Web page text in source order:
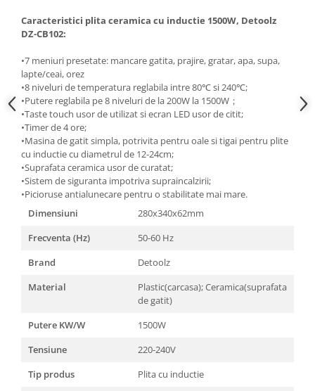
Masini de spalat vase incorporabile
Masini de spalat vase
Motoburghiu/Foreza pamant
Pachete Incorporabile
Pirostrii & Arzatoare
Plasa umbrire
Pompe de stropit
Radiatoare
Semanatoare,Plantatoare
Sere
Sobe pe gaz & electrice
Suflante & Aspiratoare
Aspiratoare
Unelte Gradinarit
Ventilatoare
Caracteristici plita ceramica cu inductie 1500W, Detoolz
DZ-CB102:
•7 meniuri presetate: mancare gatita, prajire, gratar, apa, supa,
lapte/ceai, orez
•8 niveluri de temperatura reglabila intre 80℃ si 240℃;
•Putere reglabila pe 8 niveluri de la 200W la 1500W；
•Taste touch usor de utilizat si ecran LED usor de citit;
•Timer de 4 ore;
•Masina de gatit simpla, potrivita pentru oale si tigai pentru plite
cu inductie cu diametrul de 12-24cm;
•Suprafata ceramica usor de curatat;
•Sistem de siguranta impotriva supraincalzirii;
•Picioruse antialunecare pentru o stabilitate mai mare.
Dimensiuni
280x340x62mm
Frecventa (Hz)
50-60 Hz
Brand
Detoolz
Material
Plastic(carcasa); Ceramica(suprafata
de gatit)
Putere KW/W
1500W
Tensiune
220-240V
Tip produs
Plita cu inductie